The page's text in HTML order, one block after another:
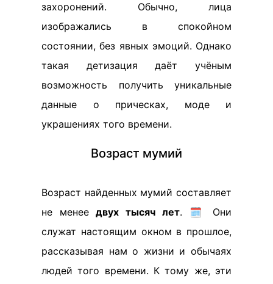
захоронений. Обычно, лица
изображались в спокойном
состоянии, без явных эмоций. Однако
такая детизация даёт учёным
возможность получить уникальные
данные о прическах, моде и
украшениях того времени.
Возраст мумий
Возраст найденных мумий составляет
не менеедвух тысяч лет. 🗓️ Они
служат настоящим окном в прошлое,
рассказывая нам о жизни и обычаях
людей того времени. К тому же, эти